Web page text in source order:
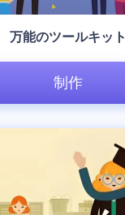
万能のツールキット
制作